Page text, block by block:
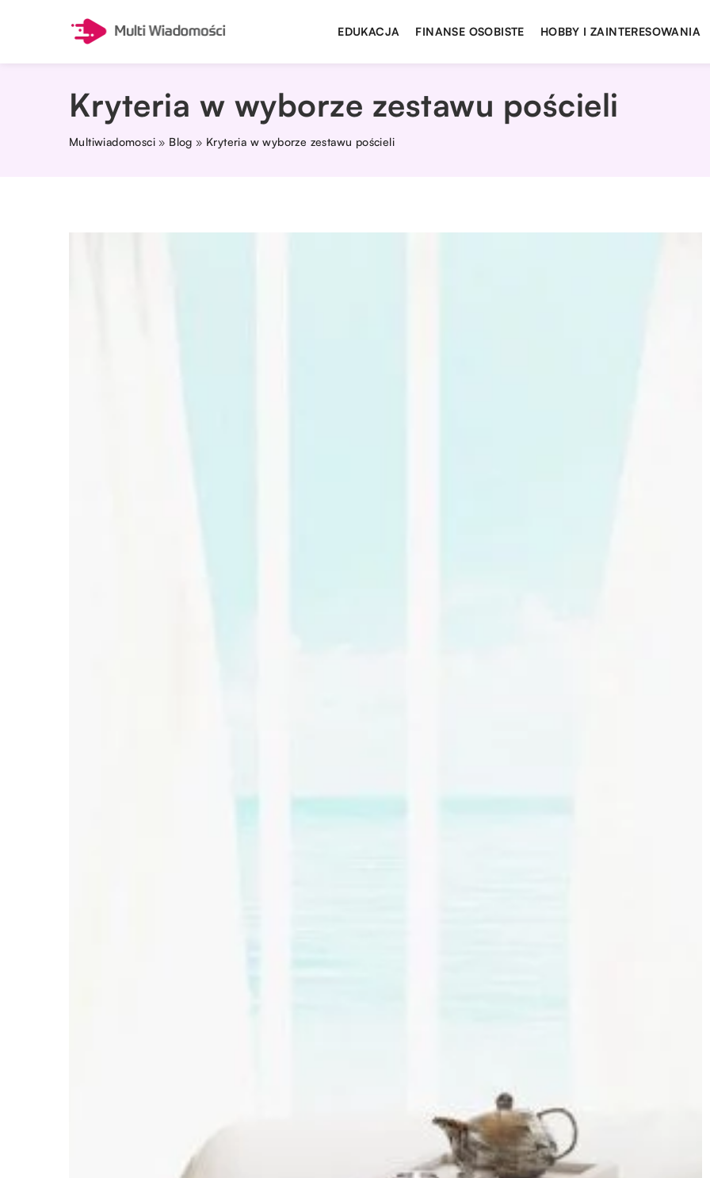
EDUKACJA FINANSE OSOBISTE HOBBY I ZAINTERESOWANIA
Kryteria w wyborze zestawu pościeli
Multiwiadomosci » Blog » Kryteria w wyborze zestawu pościeli